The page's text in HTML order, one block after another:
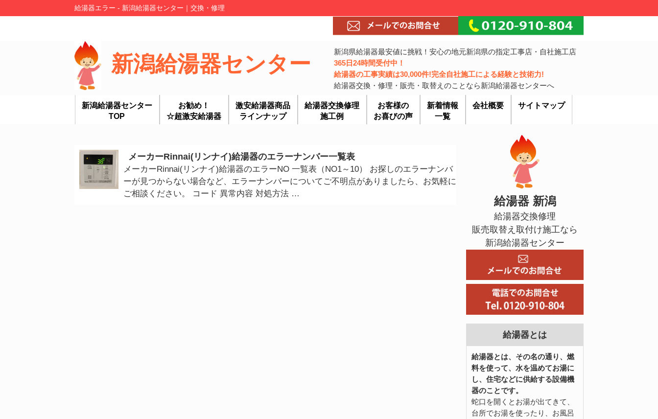
給湯器エラー - 新潟給湯器センター｜交換・修理
新潟給湯器センター
新潟県給湯器最安値に挑戦！安心の地元新潟県の指定工事店・自社施工店
365日24時間受付中！
給湯器の工事実績は30,000件!完全自社施工による経験と技術力!
給湯器交換・修理・販売・取替えのことなら新潟給湯器センターへ
新潟給湯器センター
TOP
お勧め！
☆超激安給湯器
激安給湯器商品
ラインナップ
給湯器交換修理
施工例
お客様の
お喜びの声
新着情報
一覧
会社概要 サイトマップ
メーカーRinnai(リンナイ)給湯器のエラーナンバー一覧表
メーカーRinnai(リンナイ)給湯器のエラーNO 一覧表（NO1～10） お探しのエラーナンバ
ーが見つからない場合など、エラーナンバーについてご不明点がありましたら、お気軽に
ご相談ください。 コード 異常内容 対処方法 …
給湯器 新潟
給湯器交換修理
販売取替え取付け施工なら
新潟給湯器センター
給湯器とは
給湯器とは、その名の通り、燃
料を使って、水を温めてお湯に
し、住宅などに供給する設備機
器のことです。
蛇口を開くとお湯が出てきて、
台所でお湯を使ったり、お風呂